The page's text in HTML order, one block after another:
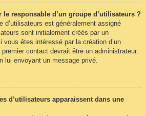
responsable d’un groupe d’utilisateurs ?
d’utilisateurs est généralement assigné
sont initialement créés par un
vous êtes intéressé par la création d’un
contact devrait être un administrateur.
lui envoyant un message privé.
d’utilisateurs apparaissent dans une